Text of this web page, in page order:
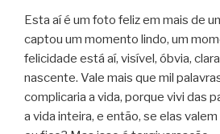
Esta aí é um foto feliz em mais de
captou um momento lindo, um
felicidade está aí, visível, óbvia,
nascente. Vale mais que mil
complicaria a vida, porque vivi das
a vida inteira, e então, se elas